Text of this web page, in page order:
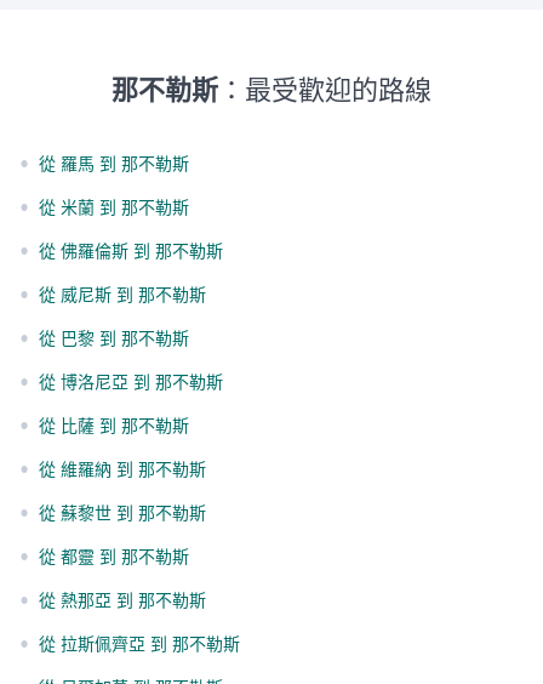
那不勒斯 ：最受歡迎的路線
• 從 羅馬 到 那不勒斯
• 從 米蘭 到 那不勒斯
• 從 佛羅倫斯 到 那不勒斯
• 從 威尼斯 到 那不勒斯
• 從 巴黎 到 那不勒斯
• 從 博洛尼亞 到 那不勒斯
• 從 比薩 到 那不勒斯
• 從 維羅納 到 那不勒斯
• 從 蘇黎世 到 那不勒斯
• 從 都靈 到 那不勒斯
• 從 熱那亞 到 那不勒斯
• 從 拉斯佩齊亞 到 那不勒斯